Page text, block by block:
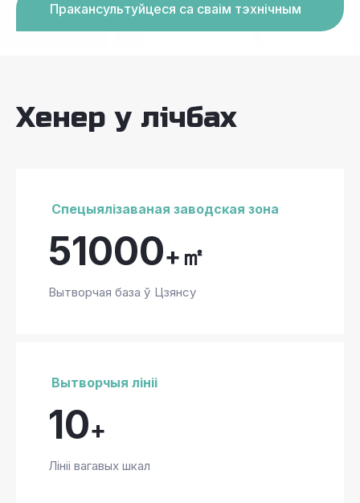
Пракансультуйцеся са сваім тэхнічным
Хенер у лічбах
Спецыялізаваная заводская зона
51000+㎡
Вытворчая база ў Цзянсу
Вытворчыя лініі
10+
Лініі вагавых шкал